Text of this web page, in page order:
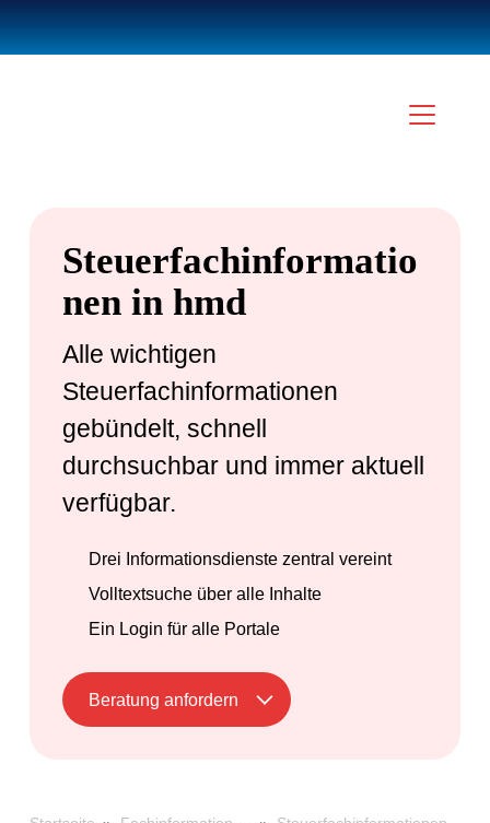
Steuerfachinformatio
nen in hmd
Alle wichtigen
Steuerfachinformationen
gebündelt, schnell
durchsuchbar und immer aktuell
verfügbar.
Drei Informationsdienste zentral vereint
Volltextsuche über alle Inhalte
Ein Login für alle Portale
Beratung anfordern